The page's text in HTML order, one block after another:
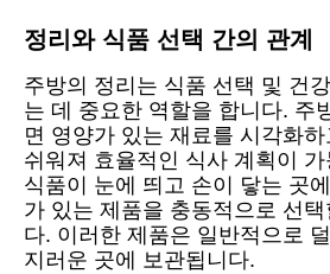
정리와 식품 선택 간의 관계
주방의 정리는 식품 선택 및 건
는 데 중요한 역할을 합니다. 주
면 영양가 있는 재료를 시각화
쉬워져 효율적인 식사 계획이
식품이 눈에 띄고 손이 닿는 곳
가 있는 제품을 충동적으로 선택
다. 이러한 제품은 일반적으로
지러운 곳에 보관됩니다.